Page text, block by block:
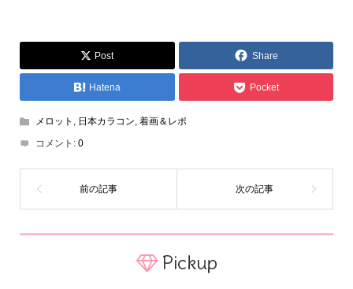
Post Share
Hatena Pocket
メロット , 日本カラコン, 着画＆レポ
コメント: 0
Pickup